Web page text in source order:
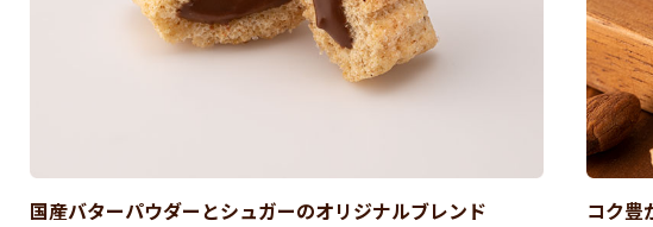
国産バターパウダーとシュガーのオリジナルブレンド コク豊